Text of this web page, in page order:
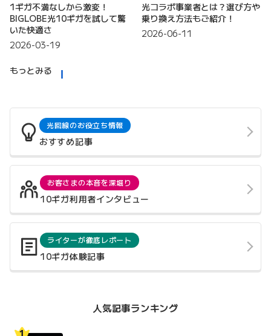
1ギガ不満なしから激変！
BIGLOBE光10ギガを試して驚
いた快適さ
2026-03-19
光コラボ事業者とは？選び方や
乗り換え方法もご紹介！
2026-06-11
もっとみる
光回線のお役立ち情報
おすすめ記事
お客さまの本音を深堀り
10ギガ利用者インタビュー
ライターが徹底レポート
10ギガ体験記事
人気記事ランキング